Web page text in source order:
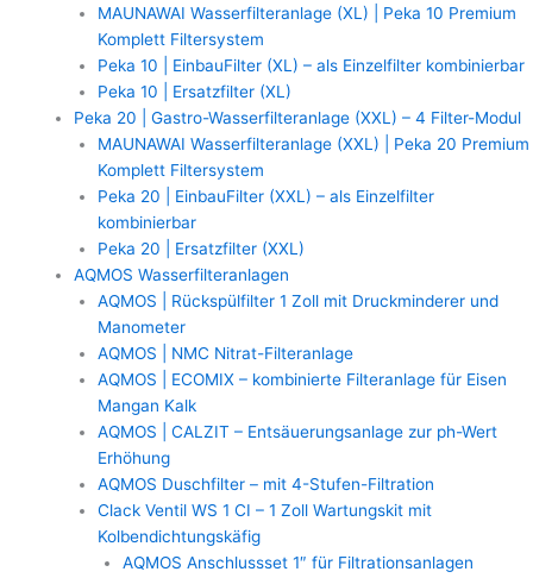
MAUNAWAI Wasserfilteranlage (XL) | Peka 10 Premium
Komplett Filtersystem
Peka 10 | EinbauFilter (XL) – als Einzelfilter kombinierbar
Peka 10 | Ersatzfilter (XL)
Peka 20 | Gastro-Wasserfilteranlage (XXL) – 4 Filter-Modul
MAUNAWAI Wasserfilteranlage (XXL) | Peka 20 Premium
Komplett Filtersystem
Peka 20 | EinbauFilter (XXL) – als Einzelfilter
kombinierbar
Peka 20 | Ersatzfilter (XXL)
AQMOS Wasserfilteranlagen
AQMOS | Rückspülfilter 1 Zoll mit Druckminderer und
Manometer
AQMOS | NMC Nitrat-Filteranlage
AQMOS | ECOMIX – kombinierte Filteranlage für Eisen
Mangan Kalk
AQMOS | CALZIT – Entsäuerungsanlage zur ph-Wert
Erhöhung
AQMOS Duschfilter – mit 4-Stufen-Filtration
Clack Ventil WS 1 CI – 1 Zoll Wartungskit mit
Kolbendichtungskäfig
AQMOS Anschlussset 1″ für Filtrationsanlagen